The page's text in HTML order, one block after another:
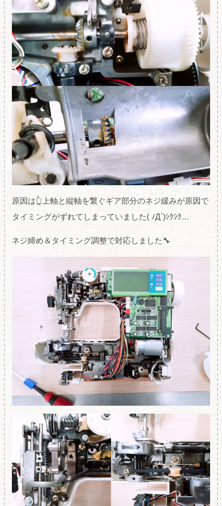
原因は👆上軸と縦軸を繋ぐギア部分のネジ緩みが原因で
タイミングがずれてしまっていました( ﾉД`)ｼｸｼｸ…
ネジ締め＆タイミング調整で対応しました🔧